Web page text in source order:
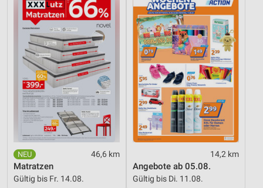
46,6 km
Matratzen
Gültig bis Fr. 14.08.
14,2 km
Angebote ab 05.08.
Gültig bis Di. 11.08.